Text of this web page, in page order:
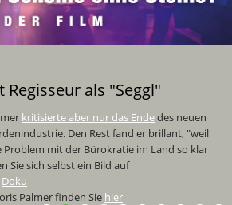
Regisseur als "Seggl"
kritisierte aber nur das Endedes neuen
Den Rest fand er brillant, "weil
Problem mit der Bürokratie im Land so klar
Sie sich selbst ein Bild auf
Doku
Palmer finden Sie hier